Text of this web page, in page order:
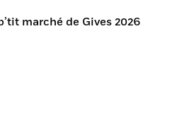
marché de Gives 2026